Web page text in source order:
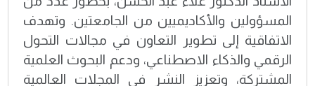
المسؤولين والأكاديميين من الجامعتين. وتهدف
الاتفاقية إلى تطوير التعاون في مجالات التحول
الرقمي والذكاء الاصطناعي، ودعم البحوث العلمية
المشتركة، وتعزيز النشر في المجلات العالمية